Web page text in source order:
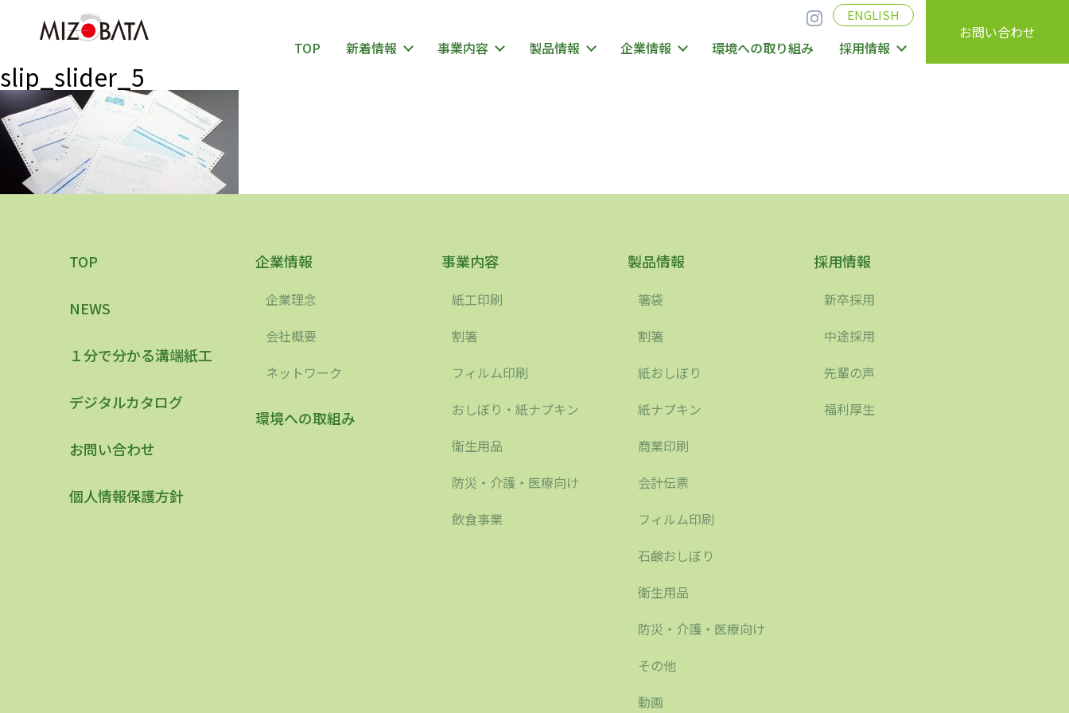
ENGLISH
TOP 新着情報 事業内容 製品情報 企業情報 環境への取り組み 採用情報
お問い合わせ
slip_slider_5
TOP
NEWS
１分で分かる溝端紙工
デジタルカタログ
お問い合わせ
個人情報保護方針
企業情報
企業理念
会社概要
ネットワーク
環境への取組み
事業内容
紙工印刷
割箸
フィルム印刷
おしぼり・紙ナプキン
衛生用品
防災・介護・医療向け
飲食事業
製品情報
箸袋
割箸
紙おしぼり
紙ナプキン
商業印刷
会計伝票
フィルム印刷
石鹸おしぼり
衛生用品
防災・介護・医療向け
その他
動画
採用情報
新卒採用
中途採用
先輩の声
福利厚生